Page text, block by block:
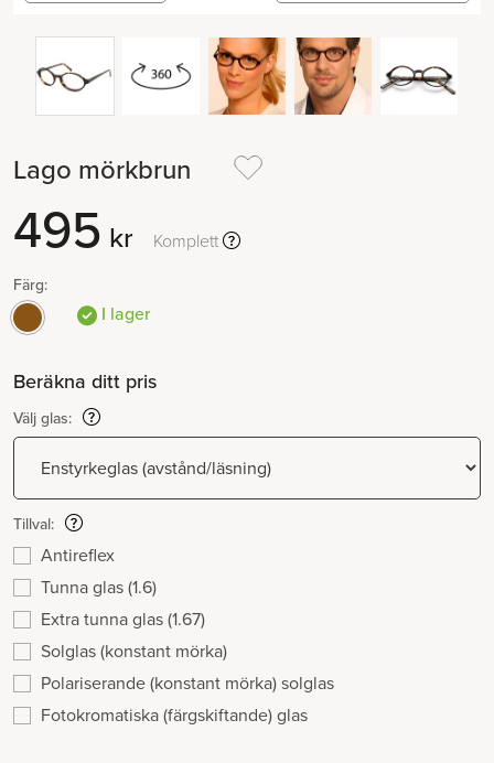
Lago mörkbrun
495 kr Komplett
Färg:
I lager
Beräkna ditt pris
Välj glas:
Tillval:
Antireflex
Tunna glas (1.6)
Extra tunna glas (1.67)
Solglas (konstant mörka)
Polariserande (konstant mörka) solglas
Fotokromatiska (färgskiftande) glas